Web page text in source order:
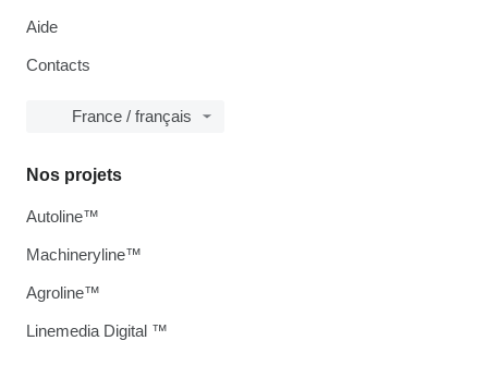
Aide
Contacts
France / français
Nos projets
Autoline™
Machineryline™
Agroline™
Linemedia Digital ™